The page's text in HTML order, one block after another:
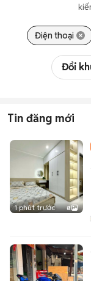
Điện thoại
Đổi
Tin đăng mới
1 phút trước 8